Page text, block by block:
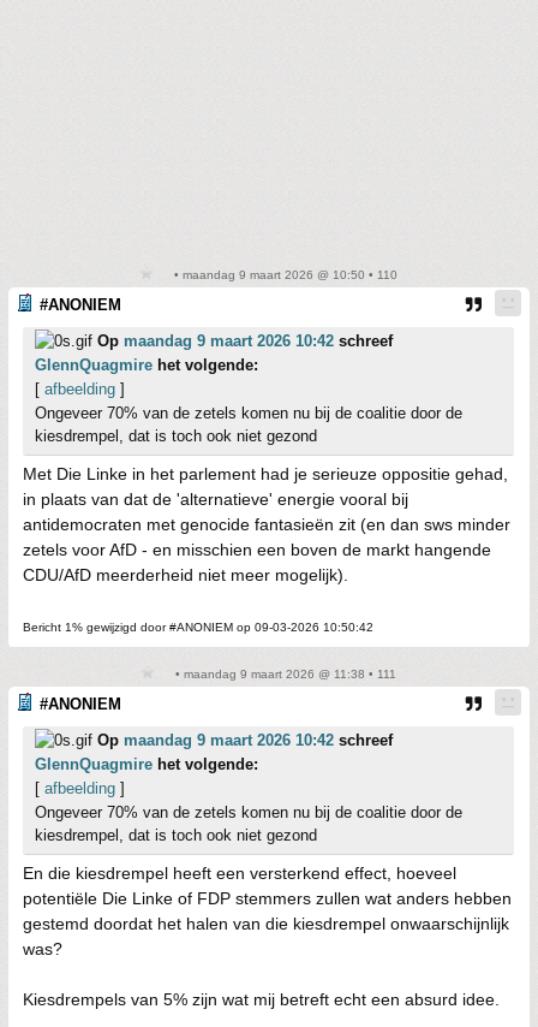
• maandag 9 maart 2026 @ 10:50 • 110
#ANONIEM
Op maandag 9 maart 2026 10:42 schreef
GlennQuagmire het volgende:
[ afbeelding ]
Ongeveer 70% van de zetels komen nu bij de coalitie door de
kiesdrempel, dat is toch ook niet gezond
Met Die Linke in het parlement had je serieuze oppositie gehad,
in plaats van dat de 'alternatieve' energie vooral bij
antidemocraten met genocide fantasieën zit (en dan sws minder
zetels voor AfD - en misschien een boven de markt hangende
CDU/AfD meerderheid niet meer mogelijk).
Bericht 1% gewijzigd door #ANONIEM op 09-03-2026 10:50:42
• maandag 9 maart 2026 @ 11:38 • 111
#ANONIEM
Op maandag 9 maart 2026 10:42 schreef
GlennQuagmire het volgende:
[ afbeelding ]
Ongeveer 70% van de zetels komen nu bij de coalitie door de
kiesdrempel, dat is toch ook niet gezond
En die kiesdrempel heeft een versterkend effect, hoeveel
potentiële Die Linke of FDP stemmers zullen wat anders hebben
gestemd doordat het halen van die kiesdrempel onwaarschijnlijk
was?
Kiesdrempels van 5% zijn wat mij betreft echt een absurd idee.